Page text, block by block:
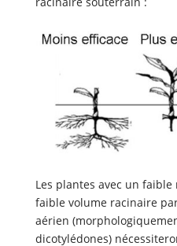
Les plantes avec un
faible volume racinaire
aérien
dicotylédones)